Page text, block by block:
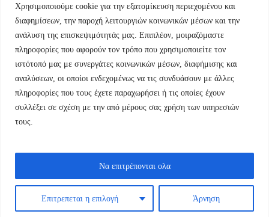
Χρησιμοποιούμε cookie για την εξατομίκευση περιεχομένου και
διαφημίσεων, την παροχή λειτουργιών κοινωνικών μέσων και την
ανάλυση της επισκεψιμότητάς μας. Επιπλέον, μοιραζόμαστε
πληροφορίες που αφορούν τον τρόπο που χρησιμοποιείτε τον
ιστότοπό μας με συνεργάτες κοινωνικών μέσων, διαφήμισης και
αναλύσεων, οι οποίοι ενδεχομένως να τις συνδυάσουν με άλλες
πληροφορίες που τους έχετε παραχωρήσει ή τις οποίες έχουν
συλλέξει σε σχέση με την από μέρους σας χρήση των υπηρεσιών
τους.
Επιτρεπεται η επιλογή Άρνηση
Να επιτρέπονται ολα
Εμμ.Μπενάκη 76 10681 Αθήνα Ελλάδα.
+30.2110084023
info@kyfantabooks.gr
Βρείτε μας